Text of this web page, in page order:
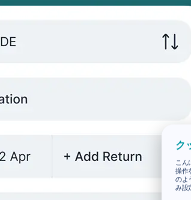
ク
こん
操作
のよ
み設